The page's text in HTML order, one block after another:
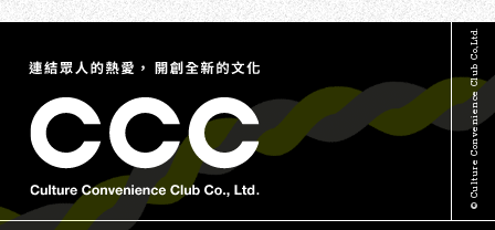
其他詢問
關於蔦屋書店
© Culture Convenience Club Co.,Ltd.